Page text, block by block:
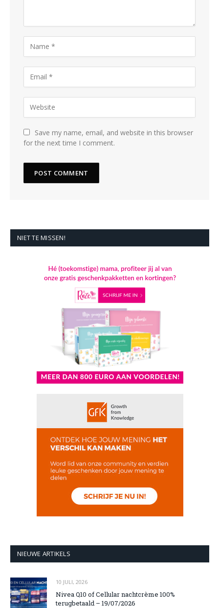
Save my name, email, and website in this browser
for the next time I comment.
NIET TE MISSEN!
NIEUWE ARTIKELS
10 JULI, 2026
Nivea Q10 of Cellular nachtcrème 100%
terugbetaald – 19/07/2026